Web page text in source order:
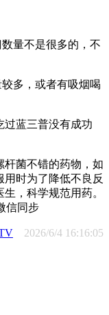
量不是很多的，不
多，或者有吸烟喝
过蓝三普没有成功
杆菌不错的药物，如
时为了降低不良反
，科学规范用药。
信同步
2026/6/4 16:16:05